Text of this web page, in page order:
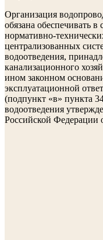
Организация
обязана обеспечивать в
нормативно-
централизованных
водоотведения,
канализационного
ином законном
эксплуатационной
(подпункт «в» пункта
водоотведения
Российской Федерации